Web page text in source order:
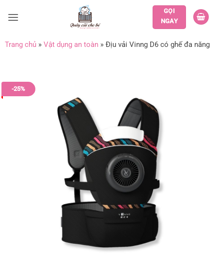
qua
dung
GỌI
NGAY
Trang chủ» Vật dụng an toàn» Địu vải Vinng D6 có ghế đa năng
-25%